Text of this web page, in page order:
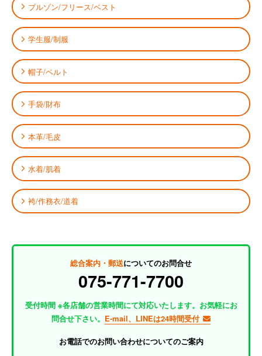
ブルゾン/フリース/ベスト
学生服/制服
帽子/ベルト
手袋/財布
本革/毛皮
水着/肌着
袴/作務衣/道着
総合案内・郵送についてのお問合せ
075-771-7700
受付時間 ※各店舗の営業時間にて対応いたします。お気軽にお
問合せ下さい。 E-mail、LINEは24時間受付
お電話でのお問い合わせについてのご案内